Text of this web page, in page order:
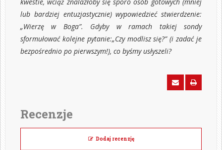
lub bardziej entuzjastycznie) wypowiedzieć stwierdzenie:
„Wierzę w Boga”. Gdyby w ramach takiej sondy
sformułować kolejne pytanie:„Czy modlisz się?” (i zadać je
bezpośrednio po pierwszym!), co byśmy usłyszeli?
Recenzje
Dodaj recenzję